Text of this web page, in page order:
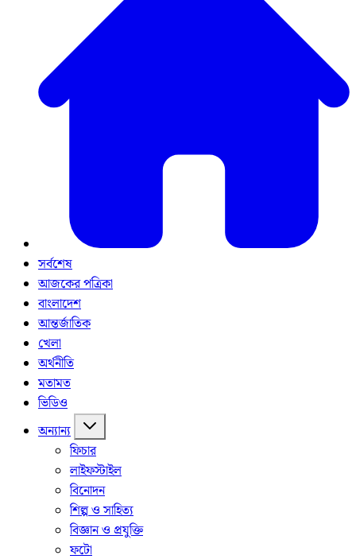
সর্বশেষ
আজকের পত্রিকা
বাংলাদেশ
আন্তর্জাতিক
খেলা
অর্থনীতি
মতামত
ভিডিও
অন্যান্য
ফিচার
লাইফস্টাইল
বিনোদন
শিল্প ও সাহিত্য
বিজ্ঞান ও প্রযুক্তি
ফটো